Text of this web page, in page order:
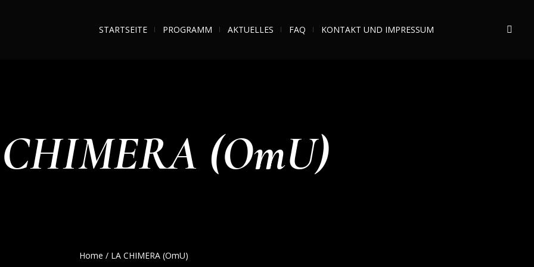
STARTSEITE PROGRAMM AKTUELLES FAQ KONTAKT UND IMPRESSUM
(OmU)
Home / LA CHIMERA (OmU)